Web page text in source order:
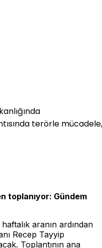
toplanıyor: Gündem
aranın ardından
Recep Tayyip
Toplantının ana